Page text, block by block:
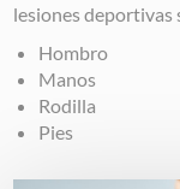
lesiones deportivas
Hombro
Manos
Rodilla
Pies